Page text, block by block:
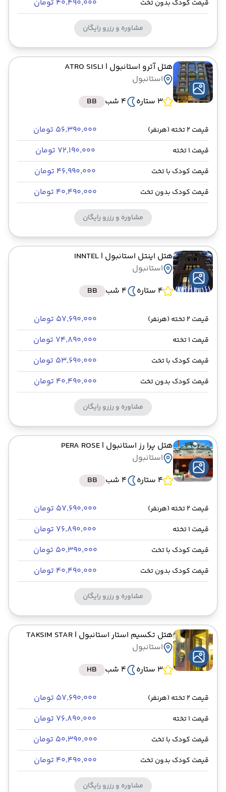
قیمت کودک بدون تخت ۴۰٬۴۹۰٬۰۰۰ تومان
مشاوره و رزرو رایگان
هتل آترو استانبول | ATRO SISLI
استانبول
3 ستاره
4 شب BB
قیمت 2 تخته (هرنفر) ۵۶٬۳۹۰٬۰۰۰ تومان
قیمت 1 تخته ۷۲٬۱۹۰٬۰۰۰ تومان
قیمت کودک با تخت ۴۶٬۹۹۰٬۰۰۰ تومان
قیمت کودک بدون تخت ۴۰٬۴۹۰٬۰۰۰ تومان
مشاوره و رزرو رایگان
هتل اینتل استانبول | INNTEL
استانبول
4 ستاره
4 شب BB
قیمت 2 تخته (هرنفر) ۵۷٬۶۹۰٬۰۰۰ تومان
قیمت 1 تخته ۷۴٬۸۹۰٬۰۰۰ تومان
قیمت کودک با تخت ۵۳٬۶۹۰٬۰۰۰ تومان
قیمت کودک بدون تخت ۴۰٬۴۹۰٬۰۰۰ تومان
مشاوره و رزرو رایگان
هتل پرا رز استانبول | PERA ROSE
استانبول
4 ستاره
4 شب BB
قیمت 2 تخته (هرنفر) ۵۷٬۶۹۰٬۰۰۰ تومان
قیمت 1 تخته ۷۶٬۸۹۰٬۰۰۰ تومان
قیمت کودک با تخت ۵۰٬۳۹۰٬۰۰۰ تومان
قیمت کودک بدون تخت ۴۰٬۴۹۰٬۰۰۰ تومان
مشاوره و رزرو رایگان
هتل تکسیم استار استانبول | TAKSIM STAR
استانبول
3 ستاره
4 شب HB
قیمت 2 تخته (هرنفر) ۵۷٬۶۹۰٬۰۰۰ تومان
قیمت 1 تخته ۷۶٬۸۹۰٬۰۰۰ تومان
قیمت کودک با تخت ۵۰٬۳۹۰٬۰۰۰ تومان
قیمت کودک بدون تخت ۴۰٬۴۹۰٬۰۰۰ تومان
مشاوره و رزرو رایگان